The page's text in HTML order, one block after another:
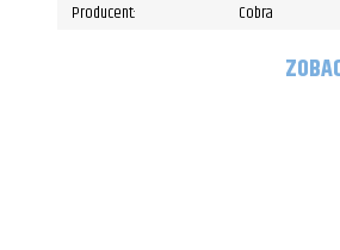
Producent:
Cobra